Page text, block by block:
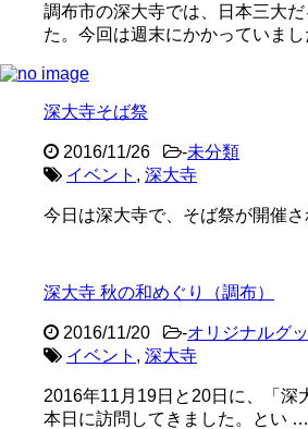
調布市の深大寺では、日本三大
た。今回は週末にかかっていま
深大寺そば祭
2016/11/26 -未分類
イベント , 深大寺
今日は深大寺で、そば祭が開催
深大寺 秋の和めぐり（調布）
2016/11/20 -オリジナルグ
イベント , 深大寺
2016年11月19日と20日に、「深
本日に訪問してきました。とい …